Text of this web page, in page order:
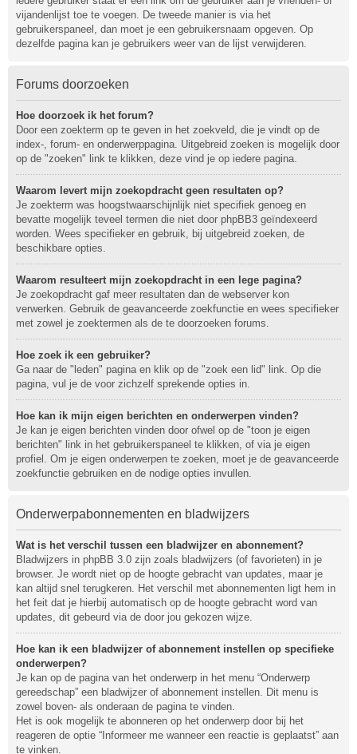
vijandenlijst toe te voegen. De tweede manier is via het
gebruikerspaneel, dan moet je een gebruikersnaam opgeven. Op
dezelfde pagina kan je gebruikers weer van de lijst verwijderen.
Forums doorzoeken
Hoe doorzoek ik het forum?
Door een zoekterm op te geven in het zoekveld, die je vindt op de
index-, forum- en onderwerppagina. Uitgebreid zoeken is mogelijk door
op de "zoeken" link te klikken, deze vind je op iedere pagina.
Waarom levert mijn zoekopdracht geen resultaten op?
Je zoekterm was hoogstwaarschijnlijk niet specifiek genoeg en
bevatte mogelijk teveel termen die niet door phpBB3 geïndexeerd
worden. Wees specifieker en gebruik, bij uitgebreid zoeken, de
beschikbare opties.
Waarom resulteert mijn zoekopdracht in een lege pagina?
Je zoekopdracht gaf meer resultaten dan de webserver kon
verwerken. Gebruik de geavanceerde zoekfunctie en wees specifieker
met zowel je zoektermen als de te doorzoeken forums.
Hoe zoek ik een gebruiker?
Ga naar de "leden" pagina en klik op de "zoek een lid" link. Op die
pagina, vul je de voor zichzelf sprekende opties in.
Hoe kan ik mijn eigen berichten en onderwerpen vinden?
Je kan je eigen berichten vinden door ofwel op de "toon je eigen
berichten" link in het gebruikerspaneel te klikken, of via je eigen
profiel. Om je eigen onderwerpen te zoeken, moet je de geavanceerde
zoekfunctie gebruiken en de nodige opties invullen.
Onderwerpabonnementen en bladwijzers
Wat is het verschil tussen een bladwijzer en abonnement?
Bladwijzers in phpBB 3.0 zijn zoals bladwijzers (of favorieten) in je
browser. Je wordt niet op de hoogte gebracht van updates, maar je
kan altijd snel terugkeren. Het verschil met abonnementen ligt hem in
het feit dat je hierbij automatisch op de hoogte gebracht word van
updates, dit gebeurd via de door jou gekozen wijze.
Hoe kan ik een bladwijzer of abonnement instellen op specifieke
onderwerpen?
Je kan op de pagina van het onderwerp in het menu “Onderwerp
gereedschap” een bladwijzer of abonnement instellen. Dit menu is
zowel boven- als onderaan de pagina te vinden.
Het is ook mogelijk te abonneren op het onderwerp door bij het
reageren de optie “Informeer me wanneer een reactie is geplaatst” aan
te vinken.